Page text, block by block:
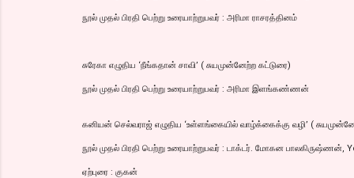
நூல் முதல் பிரதி பெற்று உரையாற்றுபவர் : அரிமா ராசரத்தினம்
சுரேகா எழுதிய ‘நீங்கதான் சாவி’ ( சுயமுன்னேற்ற கட்டுரை)
நூல் முதல் பிரதி பெற்று உரையாற்றுபவர் : அரிமா இளங்கண்ணன்
கனியன் செல்வராஜ் எழுதிய ‘உள்ளங்கையில் வாழ்க்கைக்கு வழி’ (
நூல் முதல் பிரதி பெற்று உரையாற்றுபவர் : டாக்டர். மோகன பாலகிருஷ்ணன்,
ஏற்புரை : குகன்